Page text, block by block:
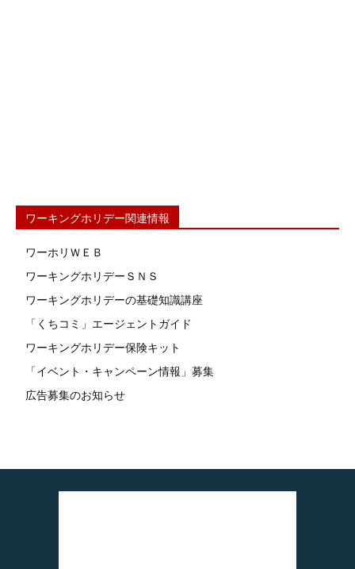
ワーキングホリデー関連情報
ワーホリＷＥＢ
ワーキングホリデーＳＮＳ
ワーキングホリデーの基礎知識講座
「くちコミ」エージェントガイド
ワーキングホリデー保険キット
「イベント・キャンペーン情報」募集
広告募集のお知らせ